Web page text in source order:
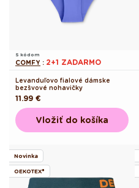
S kódom
COMFY : 2+1 ZADARMO
Levanduľovo fialové dámske
bezšvové nohavičky
Pôvodná
cena
11.99 €
Vložiť do košíka
Novinka
OEKOTEX®